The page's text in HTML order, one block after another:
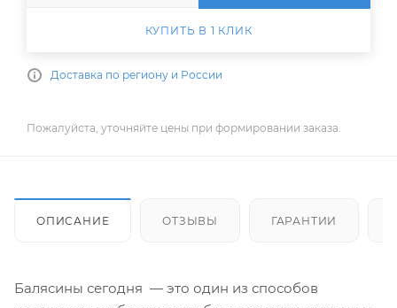
КУПИТЬ В 1 КЛИК
Доставка по региону и России
Пожалуйста, уточняйте цены при формировании заказа.
ОПИСАНИЕ ОТЗЫВЫ ГАРАНТИИ
Балясины сегодня — это один из способов